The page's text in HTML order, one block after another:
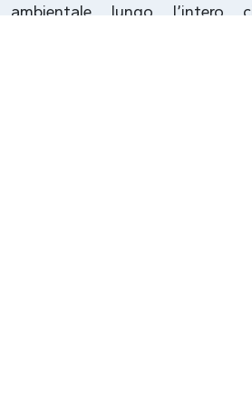
ambientale lungo l’intero